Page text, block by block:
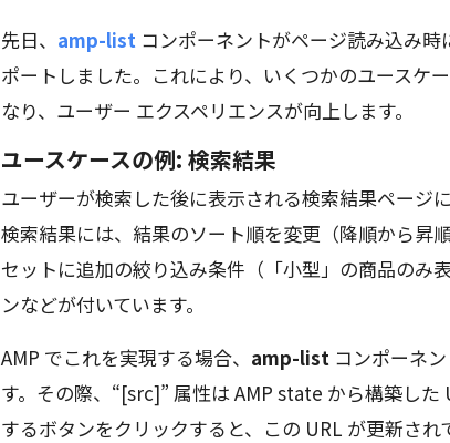
先日、 amp-list コンポーネントがページ読み込み
ポートしました。これにより、いくつかのユースケ
なり、ユーザー エクスペリエンスが向上します。
ユースケースの例: 検索結果
ユーザーが検索した後に表示される検索結果ページ
検索結果には、結果のソート順を変更（降順から昇
セットに追加の絞り込み条件（「小型」の商品のみ
ンなどが付いています。
AMP でこれを実現する場合、 amp-list コンポーネ
す。その際、“[src]” 属性は AMP state から構築し
するボタンをクリックすると、この URL が更新され